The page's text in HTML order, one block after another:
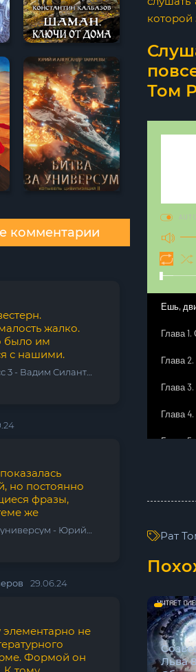
комментарии
жалко.
было им
с нашими.
- Вадим Силантьев
но постоянно
фразы,
же
- Юрий Тарарев, Александр Тарарев
29.06.24
не
Формой он
которой
Том
AUTO
Ешь,
Глава
Глава
Глава
Глава
Глава
Глава
Глава
Глава
Глава
Рат
Льва